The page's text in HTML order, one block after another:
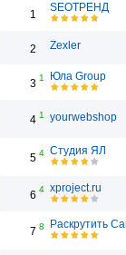
1
SEOТРЕНД
2 Zexler
3 1 Юла Group
4 1 yourwebshop
5 4 Студия ЯЛ
6 4 xproject.ru
7 8 Раскрутить